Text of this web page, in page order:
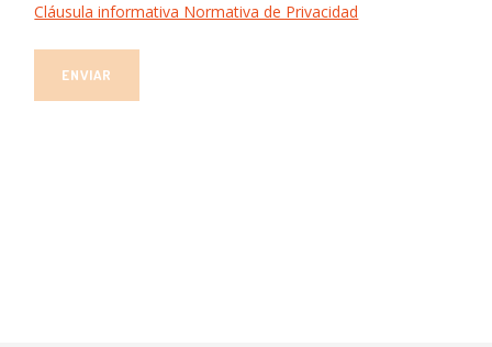
Cláusula informativa Normativa de Privacidad